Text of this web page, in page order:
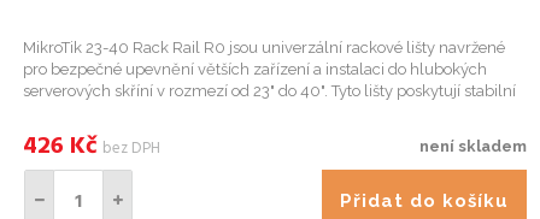
MikroTik 23-40 Rack Rail R0 jsou univerzální rackové lišty navržené
pro bezpečné upevnění větších zařízení a instalaci do hlubokých
serverových skříní v rozmezí od 23" do 40". Tyto lišty poskytují stabilní
není skladem
426 Kč bez DPH
Přidat do košíku